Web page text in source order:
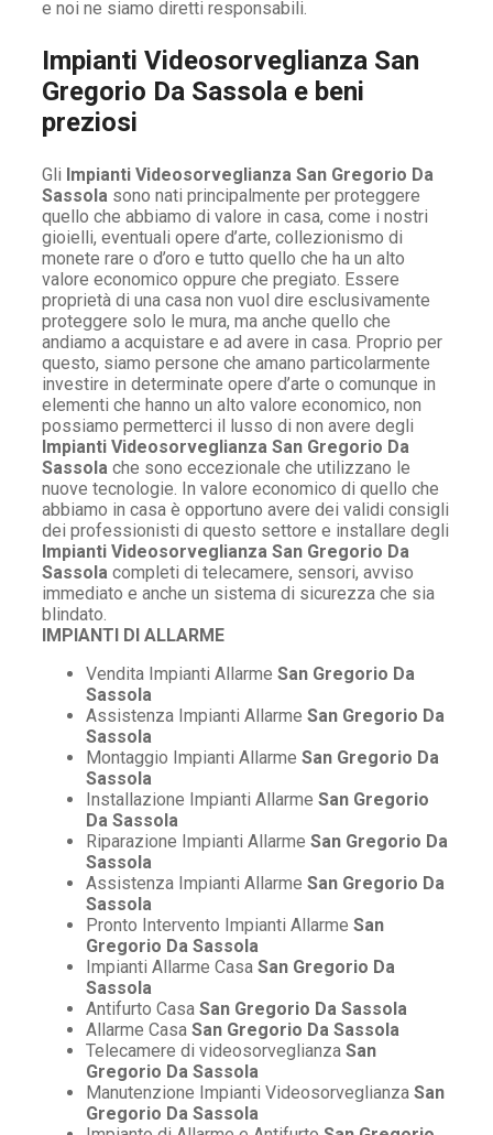
e noi ne siamo diretti responsabili.
Impianti Videosorveglianza San
Gregorio Da Sassola e beni
preziosi
Gli Impianti Videosorveglianza San Gregorio Da
Sassola sono nati principalmente per proteggere
quello che abbiamo di valore in casa, come i nostri
gioielli, eventuali opere d’arte, collezionismo di
monete rare o d’oro e tutto quello che ha un alto
valore economico oppure che pregiato. Essere
proprietà di una casa non vuol dire esclusivamente
proteggere solo le mura, ma anche quello che
andiamo a acquistare e ad avere in casa. Proprio per
questo, siamo persone che amano particolarmente
investire in determinate opere d’arte o comunque in
elementi che hanno un alto valore economico, non
possiamo permetterci il lusso di non avere degli
Impianti Videosorveglianza San Gregorio Da
Sassola che sono eccezionale che utilizzano le
nuove tecnologie. In valore economico di quello che
abbiamo in casa è opportuno avere dei validi consigli
dei professionisti di questo settore e installare degli
Impianti Videosorveglianza San Gregorio Da
Sassola completi di telecamere, sensori, avviso
immediato e anche un sistema di sicurezza che sia
blindato.
IMPIANTI DI ALLARME
Vendita Impianti Allarme San Gregorio Da
Sassola
Assistenza Impianti Allarme San Gregorio Da
Sassola
Montaggio Impianti Allarme San Gregorio Da
Sassola
Installazione Impianti Allarme San Gregorio
Da Sassola
Riparazione Impianti Allarme San Gregorio Da
Sassola
Assistenza Impianti Allarme San Gregorio Da
Sassola
Pronto Intervento Impianti Allarme San
Gregorio Da Sassola
Impianti Allarme Casa San Gregorio Da
Sassola
Antifurto Casa San Gregorio Da Sassola
Allarme Casa San Gregorio Da Sassola
Telecamere di videosorveglianza San
Gregorio Da Sassola
Manutenzione Impianti Videosorveglianza San
Gregorio Da Sassola